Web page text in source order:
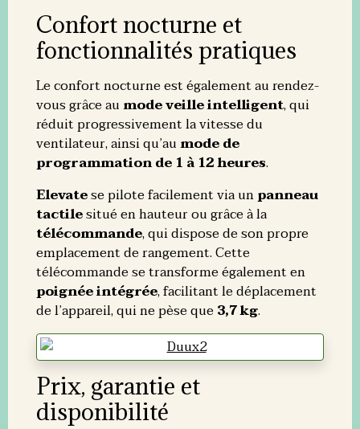
Confort nocturne et
fonctionnalités pratiques
Le confort nocturne est également au rendez-
vous grâce aumode veille intelligent, qui
réduit progressivement la vitesse du
ventilateur, ainsi qu’aumode de
programmation de 1 à 12 heures.
Elevatese pilote facilement via unpanneau
tactilesitué en hauteur ou grâce à la
télécommande, qui dispose de son propre
emplacement de rangement. Cette
télécommande se transforme également en
poignée intégrée, facilitant le déplacement
de l’appareil, qui ne pèse que3,7 kg.
Prix, garantie et
disponibilité